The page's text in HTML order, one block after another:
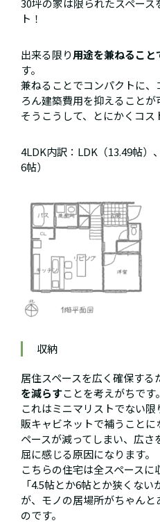
ト！
出来る限り用途を兼ねること
す。
兼ねることでコンパクトに
ろん建築費用を抑えることが
そうこうして、とにかくコス
4LDK内訳：LDK（13.49帖）
6帖）
収納
居住スペースを広く確保する
を減らすことを考えがちです。
これはミニマリストでない
販キャビネットで補うこと
ペースが減ってしまい、広
屈に感じる原因になります。
こちらの住宅は全スペース
「4.5帖とか6帖とか狭くな
が、モノの居場所がちゃん
のです。